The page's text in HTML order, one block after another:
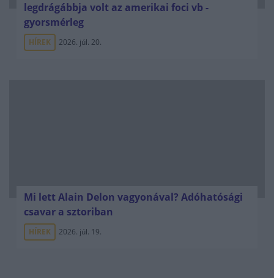
legdrágábbja volt az amerikai foci vb -
gyorsmérleg
HÍREK 2026. júl. 20.
Mi lett Alain Delon vagyonával? Adóhatósági
csavar a sztoriban
HÍREK 2026. júl. 19.